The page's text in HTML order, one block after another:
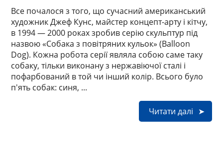
Все почалося з того, що сучасний американський
художник Джеф Кунс, майстер концепт-арту і кітчу,
в 1994 — 2000 роках зробив серію скульптур під
назвою «Собака з повітряних кульок» (Balloon
Dog). Кожна робота серії являла собою саме таку
собаку, тільки виконану з нержавіючої сталі і
пофарбований в той чи інший колір. Всього було
п'ять собак: синя, ...
Читати далі